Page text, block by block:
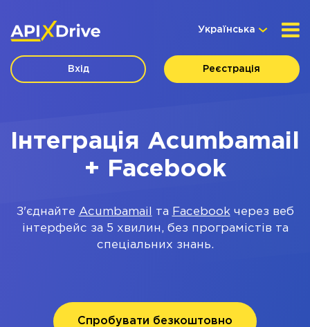
Українська
Вхід Реєстрація
Інтеграція Acumbamail
+ Facebook
З'єднайте Acumbamail та Facebookчерез веб
інтерфейс за 5 хвилин, без програмістів та
спеціальних знань.
Спробувати безкоштовно